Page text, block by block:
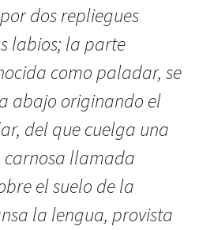
dos repliegues
labios; la parte
como paladar, se
abajo originando el
del que cuelga una
llamada
el suelo de la
la lengua, provista